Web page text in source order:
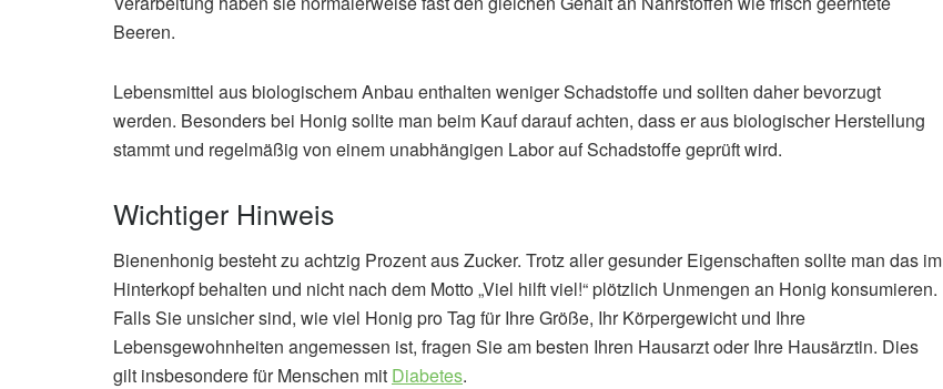
Beeren.
Lebensmittel aus biologischem Anbau enthalten weniger Schadstoffe und sollten daher bevorzugt
werden. Besonders bei Honig sollte man beim Kauf darauf achten, dass er aus biologischer Herstellung
stammt und regelmäßig von einem unabhängigen Labor auf Schadstoffe geprüft wird.
Wichtiger Hinweis
Bienenhonig besteht zu achtzig Prozent aus Zucker. Trotz aller gesunder Eigenschaften sollte man das im
Hinterkopf behalten und nicht nach dem Motto „Viel hilft viel!“ plötzlich Unmengen an Honig konsumieren.
Falls Sie unsicher sind, wie viel Honig pro Tag für Ihre Größe, Ihr Körpergewicht und Ihre
Lebensgewohnheiten angemessen ist, fragen Sie am besten Ihren Hausarzt oder Ihre Hausärztin. Dies
gilt insbesondere für Menschen mit Diabetes.